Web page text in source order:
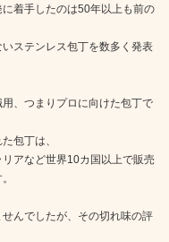
着手したのは50年以上も前の
ステンレス包丁を数多く発表
、つまりプロに向けた包丁で
包丁は、
アなど世界10カ国以上で販売
んでしたが、その切れ味の評